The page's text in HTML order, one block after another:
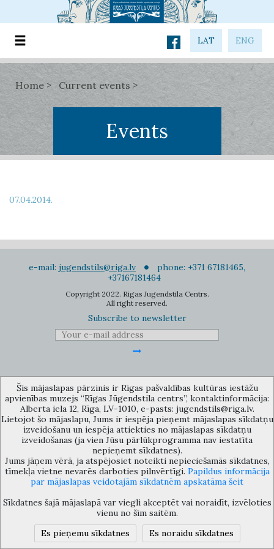
LAT ENG
Home Current events
Events
07.04.2014.
e-mail: jugendstils@riga.lv
phone: +371 67181465,
+37167181464
Copyright 2022. Rigas Jugendstila Centrs.
All right reserved.
Subscribe to newsletter
The Anti-Bureaucracy Centre of the Riga City Council (phone: 67026859,
67012031, e-mail: bac@riga.lv) performs functions of a contact point in
the Municipality of Riga, providing necessary protection and
confidentiality to a person who informs about possible conflicts of
interest or other corrupt deals of officials in the Department or its
subordinate bodies.
Šīs mājaslapas pārzinis ir Rīgas pašvaldības kultūras iestāžu
apvienības muzejs “Rīgas Jūgendstila centrs”, kontaktinformācija:
Alberta iela 12, Rīga, LV-1010, e-pasts: jugendstils@riga.lv.
Lietojot šo mājaslapu, Jums ir iespēja pieņemt mājaslapas sīkdatņu
izveidošanu un iespēja attiekties no mājaslapas sīkdatņu
izveidošanas (ja vien Jūsu pārlūkprogramma nav iestatīta
nepieņemt sīkdatnes).
Jums jāņem vērā, ja atspējosiet noteikti nepieciešamās sīkdatnes,
tīmekļa vietne nevarēs darboties pilnvērtīgi. Papildus informācija
par mājaslapas veidotajām sīkdatnēm apskatāma šeit
Sīkdatnes šajā mājaslapā var viegli akceptēt vai noraidīt, izvēloties
vienu no šīm saitēm.
Es pieņemu sīkdatnes
Es noraidu sīkdatnes